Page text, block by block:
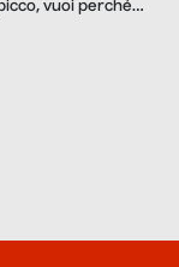
vuoi perché
spazio ai nuovi